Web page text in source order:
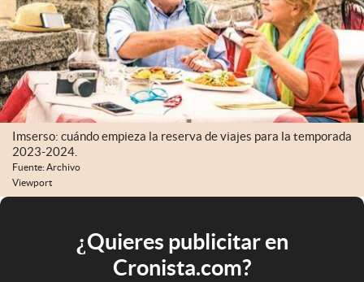
Imserso: cuándo empieza la reserva de viajes para la temporada
2023-2024.
Fuente: Archivo
Viewport
¿Quieres publicitar en
Cronista.com?